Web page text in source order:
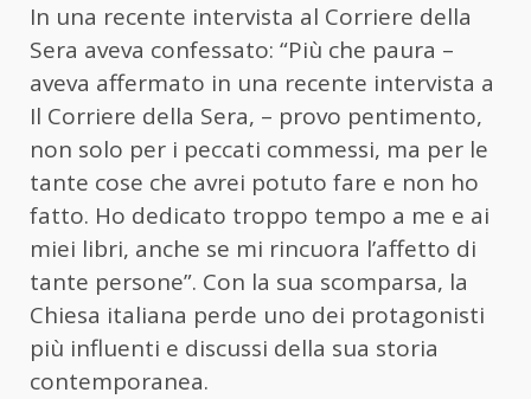
In una recente intervista al Corriere della
Sera aveva confessato: “Più che paura –
aveva affermato in una recente intervista a
Il Corriere della Sera, – provo pentimento,
non solo per i peccati commessi, ma per le
tante cose che avrei potuto fare e non ho
fatto. Ho dedicato troppo tempo a me e ai
miei libri, anche se mi rincuora l’affetto di
tante persone”. Con la sua scomparsa, la
Chiesa italiana perde uno dei protagonisti
più influenti e discussi della sua storia
contemporanea.